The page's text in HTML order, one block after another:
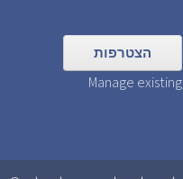
Manage existing